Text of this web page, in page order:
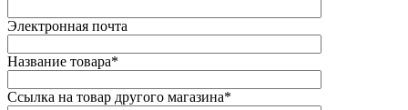
Электронная почта
Название товара*
Ссылка на товар другого магазина*